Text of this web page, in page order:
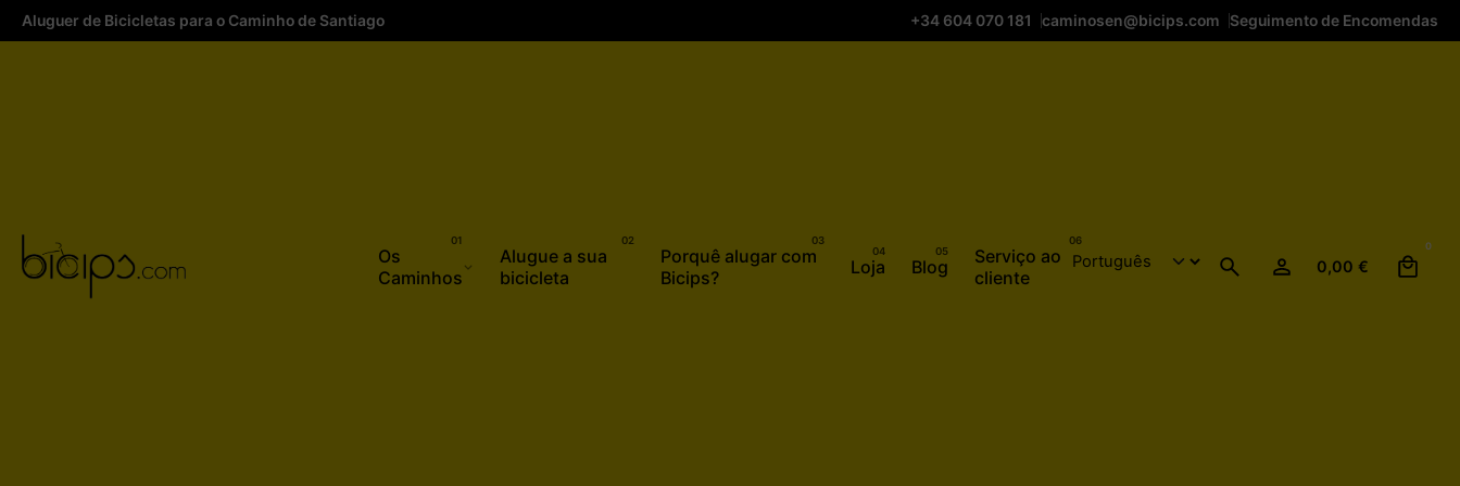
Aluguer de Bicicletas para o Caminho de Santiago +34 604 070 181 caminosen@bicips.com Seguimento de Encomendas
Os
Caminhos
Alugue a sua
bicicleta
Porquê alugar com
Bicips?
Loja Blog
Serviço ao
cliente
0,00 €
0